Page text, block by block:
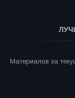
Материалов за